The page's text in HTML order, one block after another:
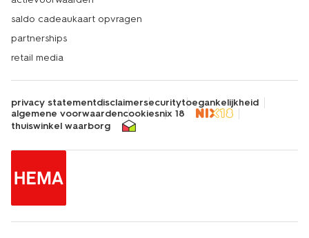
saldo cadeaukaart opvragen
partnerships
retail media
privacy statementdisclaimersecuritytoegankelijkheid
algemene voorwaardencookiesnix 18
thuiswinkel waarborg